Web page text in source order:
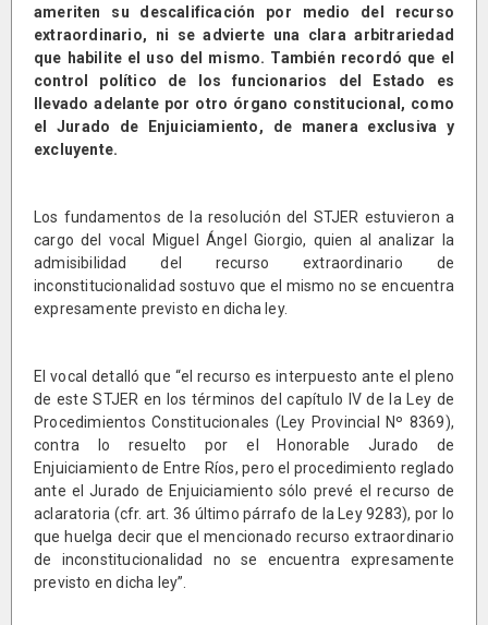
ameriten su descalificación por medio del recurso
extraordinario, ni se advierte una clara arbitrariedad
que habilite el uso del mismo. También recordó que el
control político de los funcionarios del Estado es
llevado adelante por otro órgano constitucional, como
el Jurado de Enjuiciamiento, de manera exclusiva y
excluyente.
Los fundamentos de la resolución del STJER estuvieron a
cargo del vocal Miguel Ángel Giorgio, quien al analizar la
admisibilidad del recurso extraordinario de
inconstitucionalidad sostuvo que el mismo no se encuentra
expresamente previsto en dicha ley.
El vocal detalló que “el recurso es interpuesto ante el pleno
de este STJER en los términos del capítulo IV de la Ley de
Procedimientos Constitucionales (Ley Provincial Nº 8369),
contra lo resuelto por el Honorable Jurado de
Enjuiciamiento de Entre Ríos, pero el procedimiento reglado
ante el Jurado de Enjuiciamiento sólo prevé el recurso de
aclaratoria (cfr. art. 36 último párrafo de la Ley 9283), por lo
que huelga decir que el mencionado recurso extraordinario
de inconstitucionalidad no se encuentra expresamente
previsto en dicha ley”.